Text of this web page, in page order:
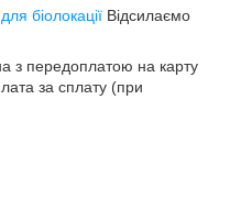
біолокації Відсилаємо
з передоплатою на карту
за сплату (при